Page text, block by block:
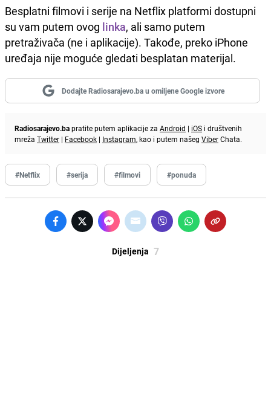
Besplatni filmovi i serije na Netflix platformi dostupni
su vam putem ovog linka, ali samo putem
pretraživača (ne i aplikacije). Takođe, preko iPhone
uređaja nije moguće gledati besplatan materijal.
Dodajte Radiosarajevo.ba u omiljene Google izvore
Radiosarajevo.bapratite putem aplikacije za Android | iOS i društvenih
mreža Twitter | Facebook | Instagram, kao i putem našeg ViberChata.
#Netflix #serija #filmovi #ponuda
Dijeljenja 7